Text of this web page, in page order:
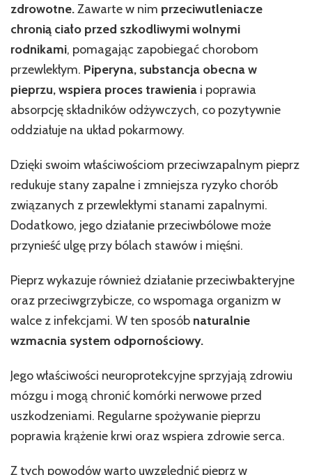
zdrowotne.Zawarte w nim przeciwutleniacze
chronią ciało przed szkodliwymi wolnymi
rodnikami, pomagając zapobiegać chorobom
przewlekłym. Piperyna, substancja obecna w
pieprzu, wspiera proces trawienia i poprawia
absorpcję składników odżywczych, co pozytywnie
oddziałuje na układ pokarmowy.
Dzięki swoim właściwościom przeciwzapalnym pieprz
redukuje stany zapalne i zmniejsza ryzyko chorób
związanych z przewlekłymi stanami zapalnymi.
Dodatkowo, jego działanie przeciwbólowe może
przynieść ulgę przy bólach stawów i mięśni.
Pieprz wykazuje również działanie przeciwbakteryjne
oraz przeciwgrzybicze, co wspomaga organizm w
walce z infekcjami. W ten sposób naturalnie
wzmacnia system odpornościowy.
Jego właściwości neuroprotekcyjne sprzyjają zdrowiu
mózgu i mogą chronić komórki nerwowe przed
uszkodzeniami. Regularne spożywanie pieprzu
poprawia krążenie krwi oraz wspiera zdrowie serca.
Z tych powodów warto uwzględnić pieprz w